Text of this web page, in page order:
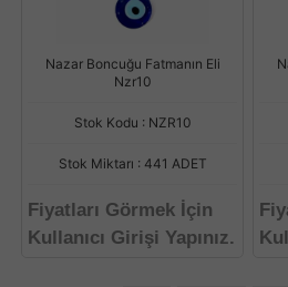
Nazar Boncuğu Fatmanın Eli
Nzr10
Stok Kodu : NZR10
Stok Miktarı : 441 ADET
Fiyatları Görmek İçin
Kullanıcı Girişi Yapınız.